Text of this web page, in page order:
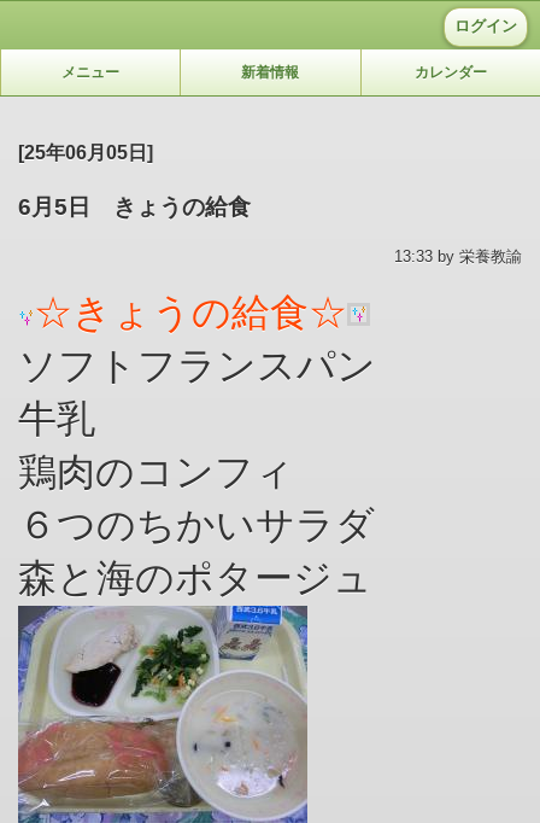
ログイン
メニュー 新着情報 カレンダー
[25年06月05日]
6月5日 きょうの給食
13:33 by 栄養教諭
☆きょうの給食☆
ソフトフランスパン
牛乳
鶏肉のコンフィ
６つのちかいサラダ
森と海のポタージュ